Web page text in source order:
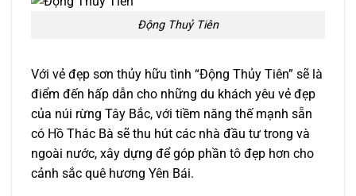
Động Thuỷ Tiên
Với vẻ đẹp sơn thủy hữu tình “Động Thủy Tiên” sẽ là
điểm đến hấp dẫn cho những du khách yêu vẻ đẹp
của núi rừng Tây Bắc, với tiềm năng thế mạnh sẵn
có Hồ Thác Bà sẽ thu hút các nhà đầu tư trong và
ngoài nước, xây dựng để góp phần tô đẹp hơn cho
cảnh sắc quê hương Yên Bái.